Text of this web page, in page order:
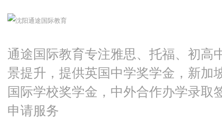
通途国际教育专注雅思、托福、初高
景提升，提供英国中学奖学金，新加
国际学校奖学金，中外合作办学录取
申请服务